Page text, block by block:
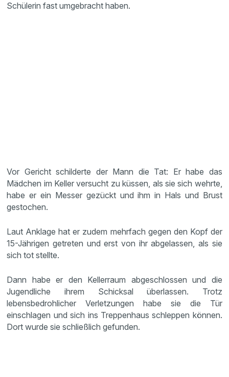
Schülerin fast umgebracht haben.
Vor Gericht schilderte der Mann die Tat: Er habe das
Mädchen im Keller versucht zu küssen, als sie sich wehrte,
habe er ein Messer gezückt und ihm in Hals und Brust
gestochen.
Laut Anklage hat er zudem mehrfach gegen den Kopf der
15-Jährigen getreten und erst von ihr abgelassen, als sie
sich tot stellte.
Dann habe er den Kellerraum abgeschlossen und die
Jugendliche ihrem Schicksal überlassen. Trotz
lebensbedrohlicher Verletzungen habe sie die Tür
einschlagen und sich ins Treppenhaus schleppen können.
Dort wurde sie schließlich gefunden.